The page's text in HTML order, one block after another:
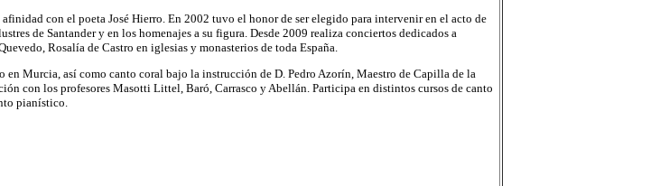
con el poeta José Hierro. En 2002 tuvo el honor de ser elegido para intervenir en el acto de
de Santander y en los homenajes a su figura. Desde 2009 realiza conciertos dedicados a
Rosalía de Castro en iglesias y monasterios de toda España.
en Murcia, así como canto coral bajo la instrucción de D. Pedro Azorín, Maestro de Capilla de la
con los profesores Masotti Littel, Baró, Carrasco y Abellán. Participa en distintos cursos de canto
pianístico.